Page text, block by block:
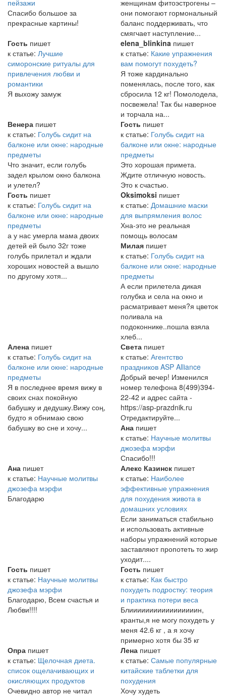
пейзажи
Спасибо большое за
прекрасные картины!
женщинам фитоэстрогены –
они помогают гормональный
баланс поддерживать, что
смягчает наступление...
Гость пишет
к статье: Лучшие
симоронские ритуалы для
привлечения любви и
романтики
Я выхожу замуж
elena_blinkina пишет
к статье: Какие упражнения
вам помогут похудеть?
Я тоже кардинально
поменялась, после того, как
сбросила 12 кг! Помолодела,
посвежела! Так бы наверное
и торчала на...
Венера пишет
к статье: Голубь сидит на
балконе или окне: народные
предметы
Что значит, если голубь
задел крылом окно балкона
и улетел?
Гость пишет
к статье: Голубь сидит на
балконе или окне: народные
предметы
Это хорошая примета.
Ждите отличную новость.
Это к счастью.
Гость пишет
к статье: Голубь сидит на
балконе или окне: народные
предметы
а у нас умерла мама двоих
детей ей было 32г тоже
голубь прилетал и ждали
хороших новостей а вышло
по другому хотя...
Oksimoksi пишет
к статье: Домашние маски
для выпрямления волос
Хна-это не реальная
помощь волосам
Милая пишет
к статье: Голубь сидит на
балконе или окне: народные
предметы
А если прилетела дикая
голубка и села на окно и
расматривает меня?я цветок
поливала на
подоконнике..пошла взяла
хлеб...
Алена пишет
к статье: Голубь сидит на
балконе или окне: народные
предметы
Я в последнее время вижу в
своих снах покойную
бабушку и дедушку.Вижу соң,
будто я обнимаю свою
бабушку во сне и хочу...
Света пишет
к статье: Агентство
праздников ASP Alliance
Добрый вечер! Изменился
номер телефона 8(499)394-
22-42 и адрес сайта -
https://asp-prazdnik.ru
Отредактируйте...
Ана пишет
к статье: Научные молитвы
джозефа мэрфи
Спасибо!!!
Ана пишет
к статье: Научные молитвы
джозефа мэрфи
Благодарю
Алекс Казинск пишет
к статье: Наиболее
эффективные упражнения
для похудения живота в
домашних условиях
Если заниматься стабильно
и использовать активные
наборы упражнений которые
заставляют пропотеть то жир
уходит....
Гость пишет
к статье: Научные молитвы
джозефа мэрфи
Благодарю, Всем счастья и
Любви!!!!
Гость пишет
к статье: Как быстро
похудеть подростку: теория
и практика потери веса
Блииииииииииииииииин,
кранты,я не могу похудеть у
меня 42.6 кг , а я хочу
примерно хотя бы 35 кг
Опра пишет
к статье: Щелочная диета.
список ощелачивающих и
окисляющих продуктов
Очевидно автор не читал
Лена пишет
к статье: Самые популярные
китайские таблетки для
похудения
Хочу худеть